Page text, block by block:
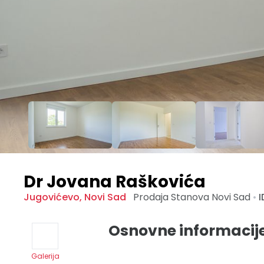
Dr Jovana Raškovića
Jugovićevo, Novi Sad Prodaja Stanova Novi Sad •
Galerija
Osnovne